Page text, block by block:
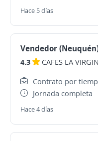
Hace 5 días
Vendedor
4.3 CAFES LA
Contrato por
Jornada completa
Hace 4 días